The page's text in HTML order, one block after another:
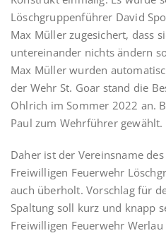
Löschgruppenführer David
Max Müller zugesichert, dass
untereinander nichts ändern
Max Müller wurden
der Wehr St. Goar stand die
Ohlrich im Sommer 2022 an.
Paul zum Wehrführer gewählt.
Daher ist der Vereinsname
Freiwilligen Feuerwehr
auch überholt. Vorschlag für
Spaltung soll kurz und knapp
Freiwilligen Feuerwehr Werlau